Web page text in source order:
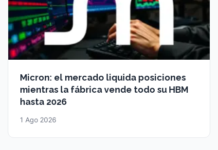
Micron: el mercado liquida posiciones
mientras la fábrica vende todo su HBM
hasta 2026
1 Ago 2026